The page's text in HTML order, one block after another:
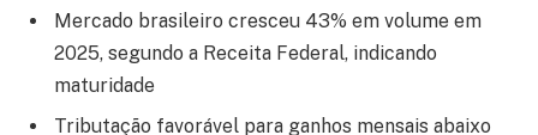
Mercado brasileiro cresceu 43% em volume em
2025, segundo a Receita Federal, indicando
maturidade
Tributação favorável para ganhos mensais abaixo